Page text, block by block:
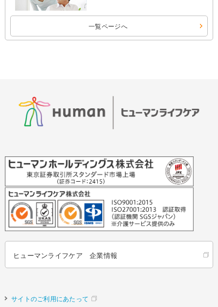
一覧ページへ
ヒューマンライフケア 企業情報
サイトのご利用にあたって